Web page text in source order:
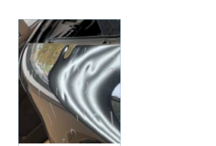
trygghet, säkerhet och
körglädje under lång tid
framöver. En
genomtänkt serviceplan
förlänger livslängden på
motorcykel...